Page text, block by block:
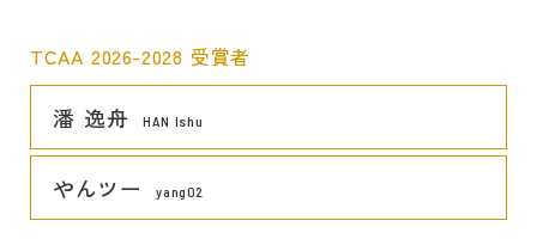
TCAA 2026-2028 受賞者
潘 逸舟 HAN Ishu
リンク
やんツー yang02
リンク